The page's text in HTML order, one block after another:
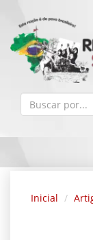
Inicial